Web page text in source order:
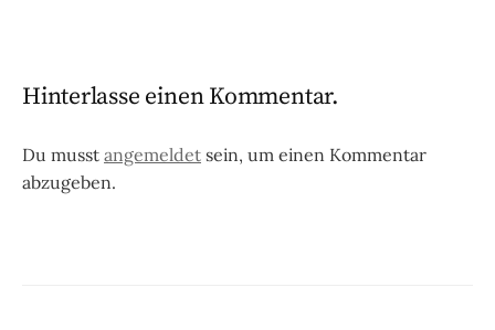
Hinterlasse einen Kommentar.
Du musst angemeldet sein, um einen Kommentar
abzugeben.